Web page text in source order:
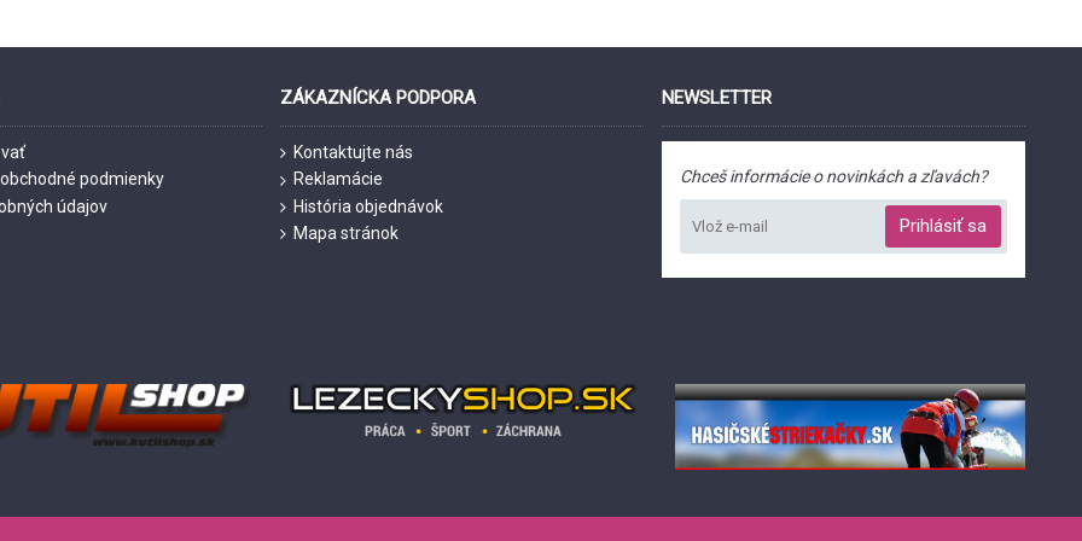
podmienky
údajov
ZÁKAZNÍCKA PODPORA
Kontaktujte nás
Reklamácie
História objednávok
Mapa stránok
NEWSLETTER
Chceš informácie o novinkách a zľavách?
Prihlásiť sa